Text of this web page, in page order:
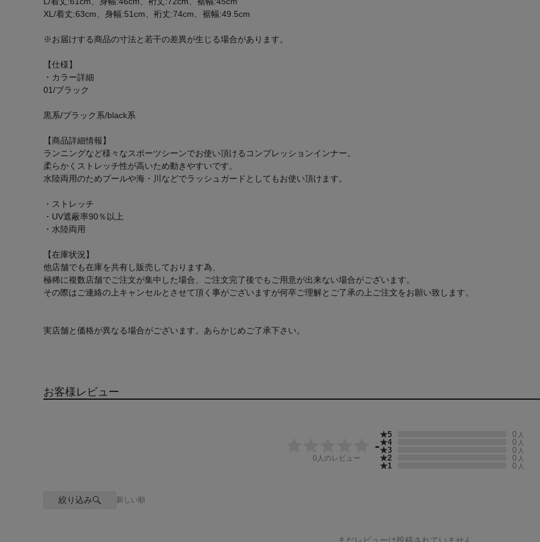
XL/着丈:63cm、身幅:51cm、裄丈:74cm、裾幅:49.5cm
※お届けする商品の寸法と若干の差異が生じる場合があります。
【仕様】
・カラー詳細
01/ブラック
黒系/ブラック系/black系
【商品詳細情報】
ランニングなど様々なスポーツシーンでお使い頂けるコンプレッションインナー。
柔らかくストレッチ性が高いため動きやすいです。
水陸両用のためプールや海・川などでラッシュガードとしてもお使い頂けます。
・ストレッチ
・UV遮蔽率90％以上
・水陸両用
【在庫状況】
他店舗でも在庫を共有し販売しております為、
極稀に複数店舗でご注文が集中した場合、ご注文完了後でもご用意が出来ない場合がございます。
その際はご連絡の上キャンセルとさせて頂く事がございますが何卒ご理解とご了承の上ご注文をお願い致します。
実店舗と価格が異なる場合がございます。あらかじめご了承下さい。
お客様レビュー
-
0 人のレビュー
★5 0 人
★4 0 人
★3 0 人
★2 0 人
★1 0 人
絞り込み 新しい順
まだレビューは投稿されていません